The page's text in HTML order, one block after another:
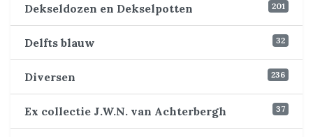
Dekseldozen en Dekselpotten 201
Delfts blauw 32
Diversen 236
Ex collectie J.W.N. van Achterbergh 37